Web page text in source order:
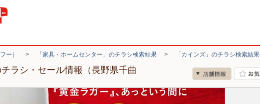
ー） > 「家具・ホームセンター」のチラシ検索結果 > 「カインズ」のチラシ検索結果
ラシ・セール情報（長野県千曲